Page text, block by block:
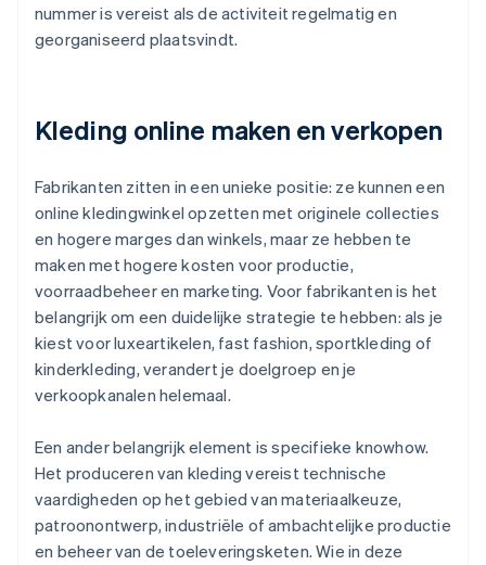
nummer is vereist als de activiteit regelmatig en
georganiseerd plaatsvindt.
Kleding online maken en verkopen
Fabrikanten zitten in een unieke positie: ze kunnen een
online kledingwinkel opzetten met originele collecties
en hogere marges dan winkels, maar ze hebben te
maken met hogere kosten voor productie,
voorraadbeheer en marketing. Voor fabrikanten is het
belangrijk om een duidelijke strategie te hebben: als je
kiest voor luxeartikelen, fast fashion, sportkleding of
kinderkleding, verandert je doelgroep en je
verkoopkanalen helemaal.
Een ander belangrijk element is specifieke knowhow.
Het produceren van kleding vereist technische
vaardigheden op het gebied van materiaalkeuze,
patroonontwerp, industriële of ambachtelijke productie
en beheer van de toeleveringsketen. Wie in deze